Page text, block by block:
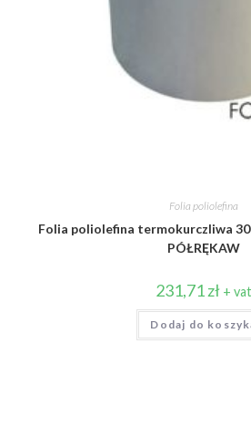
Folia poliolefina
Folia poliolefina termokurczliwa
PÓŁRĘKAW
231,71zł + vat
Dodaj do